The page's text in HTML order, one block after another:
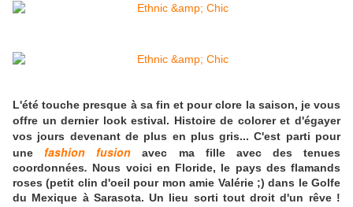
L'été touche presque à sa fin et pour clore la saison, je vous
offre un dernier look estival. Histoire de colorer et d'égayer
vos jours devenant de plus en plus gris... C'est parti pour
une fashion fusionavec ma fille avec des tenues
coordonnées. Nous voici en Floride, le pays des flamands
roses (petit clin d'oeil pour mon amie Valérie ;) dans le Golfe
du Mexique à Sarasota. Un lieu sorti tout droit d'un rêve !